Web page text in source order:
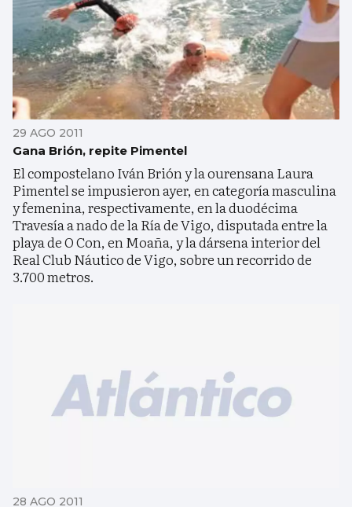
29 AGO 2011
Gana Brión, repite Pimentel
El compostelano Iván Brión y la ourensana Laura
Pimentel se impusieron ayer, en categoría masculina
y femenina, respectivamente, en la duodécima
Travesía a nado de la Ría de Vigo, disputada entre la
playa de O Con, en Moaña, y la dársena interior del
Real Club Náutico de Vigo, sobre un recorrido de
3.700 metros.
28 AGO 2011